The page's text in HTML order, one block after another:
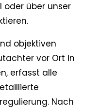
oder über unser
objektiven
vor Ort in
erfasst alle
Nach